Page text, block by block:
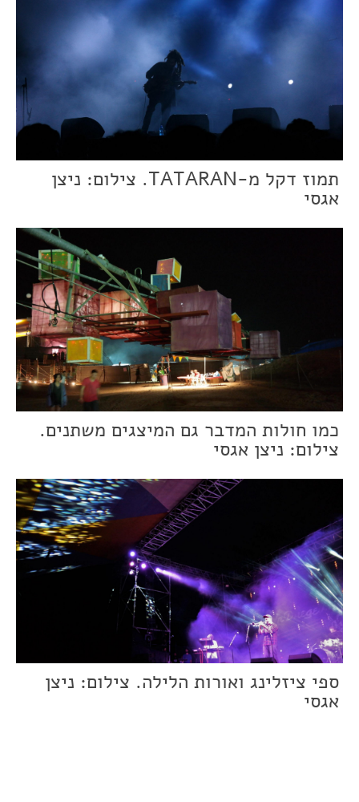
תמוז דקל מ-TATARAN. צילום: ניצן
אגסי
כמו חולות המדבר גם המיצגים משתנים.
צילום: ניצן אגסי
ספי ציזלינג ואורות הלילה. צילום: ניצן
אגסי